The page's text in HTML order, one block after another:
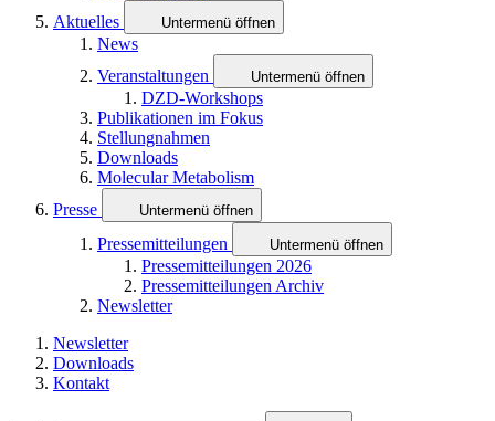
Aktuelles
Untermenü öffnen
News
Veranstaltungen
Untermenü öffnen
DZD-Workshops
Publikationen im Fokus
Stellungnahmen
Downloads
Molecular Metabolism
Presse
Untermenü öffnen
Pressemitteilungen Untermenü öffnen
Pressemitteilungen 2026
Pressemitteilungen Archiv
Newsletter
Newsletter
Downloads
Kontakt